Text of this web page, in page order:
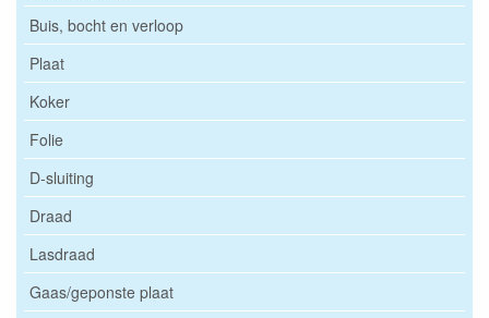
Buis, bocht en verloop
Plaat
Koker
Folie
D-sluiting
Draad
Lasdraad
Gaas/geponste plaat